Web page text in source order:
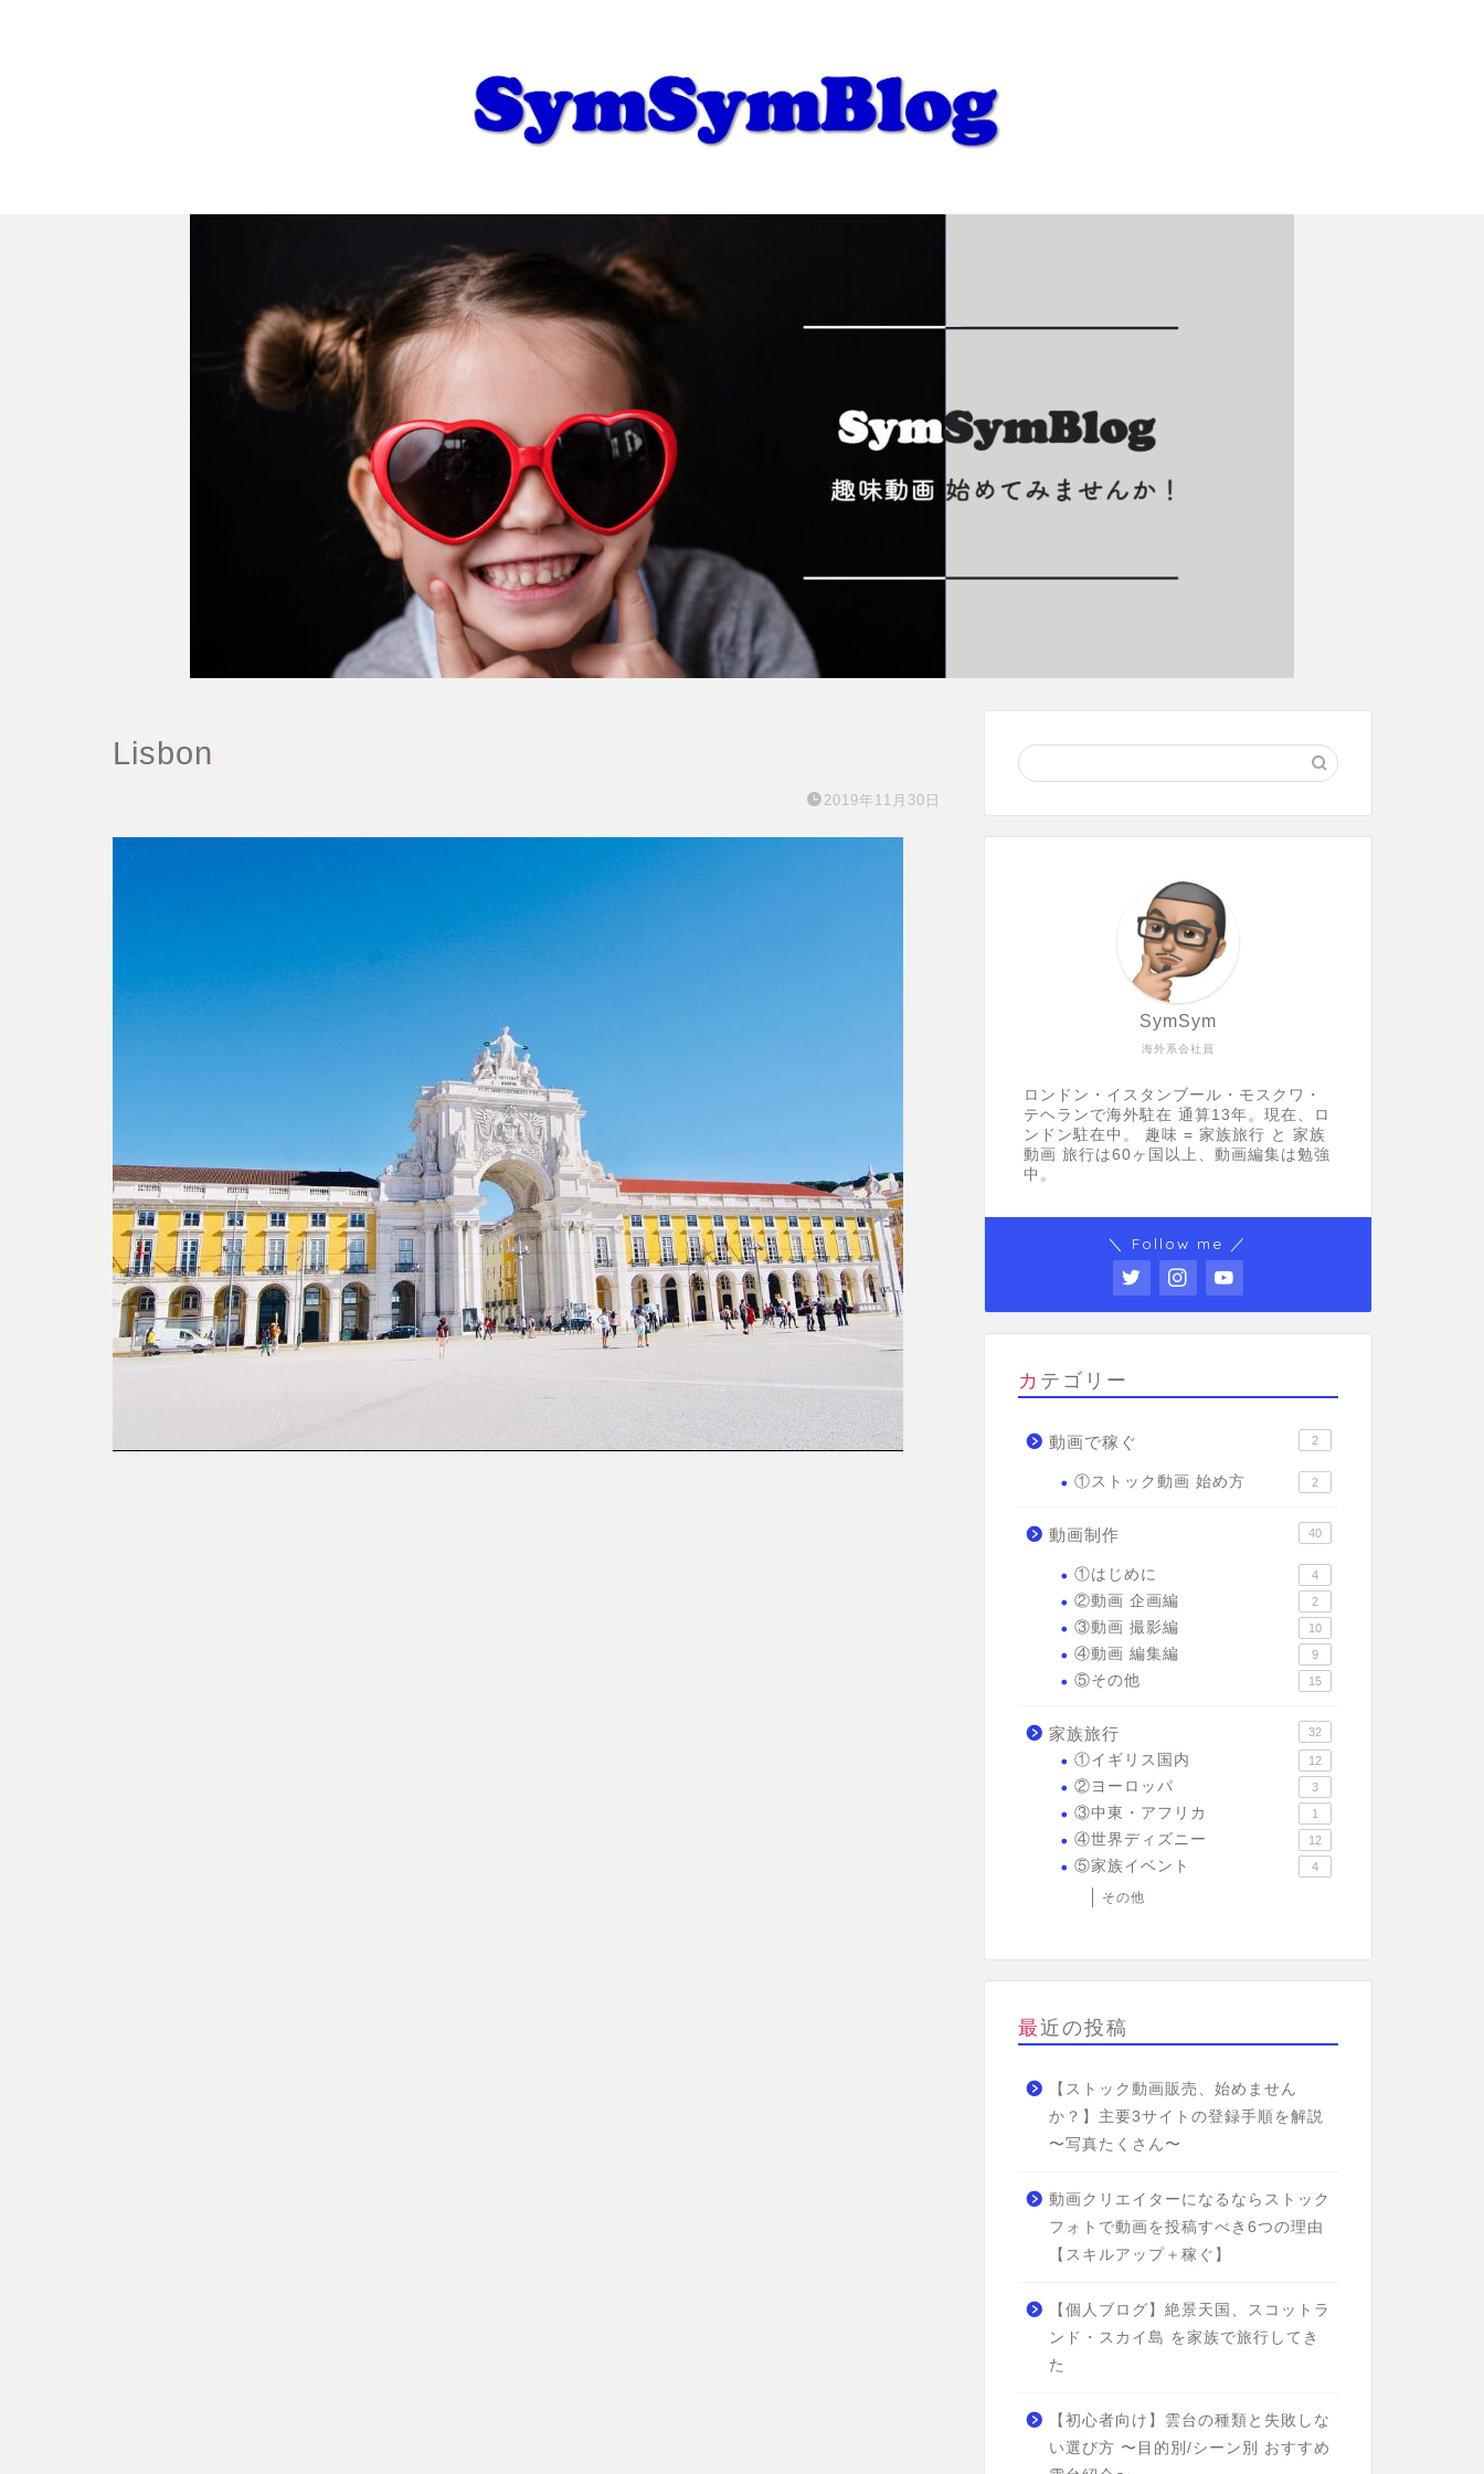
Lisbon
2019年11月30日
海外系会社員
SymSym
ロンドン・イスタンブール・モスクワ・
テヘランで海外駐在 通算13年。現在、ロ
ンドン駐在中。 趣味 = 家族旅行 と 家族
動画 旅行は60ヶ国以上、動画編集は勉強
中。
＼ Follow me ／
カテゴリー
動画で稼ぐ 2
①ストック動画 始め方 2
動画制作 40
①はじめに 4
②動画 企画編 2
③動画 撮影編 10
④動画 編集編 9
⑤その他 15
家族旅行 32
①イギリス国内 12
②ヨーロッパ 3
③中東・アフリカ 1
④世界ディズニー 12
⑤家族イベント 4
その他
最近の投稿
【ストック動画販売、始めません
か？】主要3サイトの登録手順を解説
〜写真たくさん〜
動画クリエイターになるならストック
フォトで動画を投稿すべき6つの理由
【スキルアップ＋稼ぐ】
【個人ブログ】絶景天国、スコットラ
ンド・スカイ島 を家族で旅行してき
た
【初心者向け】雲台の種類と失敗しな
い選び方 〜目的別/シーン別 おすすめ